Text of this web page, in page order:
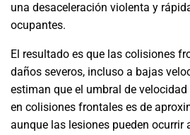
una desaceleración violenta y
ocupantes.
El resultado es que las colisiones
daños severos, incluso a bajas
estiman que el umbral de
en colisiones frontales es de
aunque las lesiones pueden ocurrir